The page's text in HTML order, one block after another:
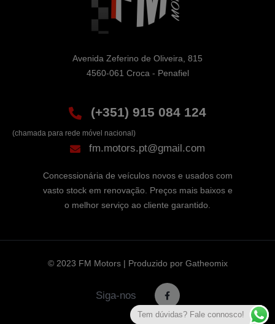
Avenida Zeferino de Oliveira, 815
4560-061 Croca - Penafiel
(+351) 915 084 124
(chamada para rede móvel nacional)
fm.motors.pt@gmail.com
Concessionária de veículos novos e usados com
vasto stock em renovação. Preços mais baixos e
o melhor serviço ao cliente garantido.
© 2023 FM Motors | Produzido por Gatheomix
Siga-nos
Tem dúvidas? Fale connosco!